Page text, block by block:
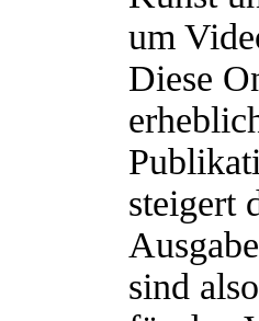
um
Diese
steigert
sind